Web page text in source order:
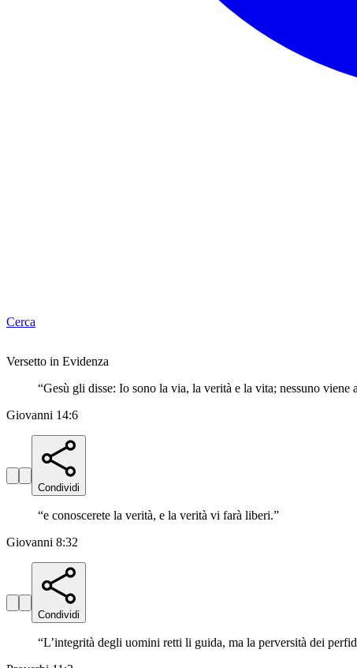
Cerca
Versetto in Evidenza
“Gesù gli disse: Io sono la via, la verità e la vita; nessuno viene
Giovanni 14:6
Condividi
“e conoscerete la verità, e la verità vi farà liberi.”
Giovanni 8:32
Condividi
“L’integrità degli uomini retti li guida, ma la perversità dei